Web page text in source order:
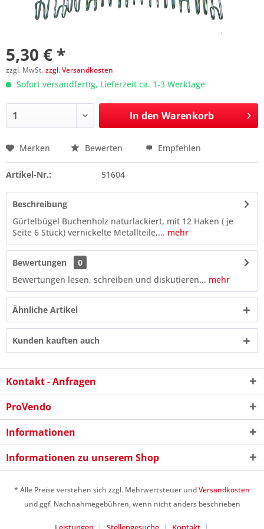
5,30 € *
zzgl. MwSt.zzgl. Versandkosten
Sofort versandfertig, Lieferzeit ca. 1-3 Werktage
In den Warenkorb
Preis anfragen
10 - 3 = ?
Merken Bewerten Empfehlen
Artikel-Nr.: 51604
Beschreibung
Gürtelbügel Buchenholz naturlackiert, mit 12 Haken ( je
Seite 6 Stück) vernickelte Metallteile,... mehr
Bewertungen
0
Bewertungen lesen, schreiben und diskutieren... mehr
Ähnliche Artikel
Kunden kauften auch
Kontakt - Anfragen
ProVendo
Informationen
Informationen zu unserem Shop
* Alle Preise verstehen sich zzgl. Mehrwertsteuer undVersandkosten
und ggf. Nachnahmegebühren, wenn nicht anders beschrieben